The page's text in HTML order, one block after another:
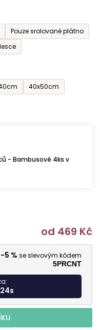
Pouze srolované plátno
40x50cm
- Bambusové 4ks v
od 469 Kč
-5 % se slevovým kódem
5PRCNT